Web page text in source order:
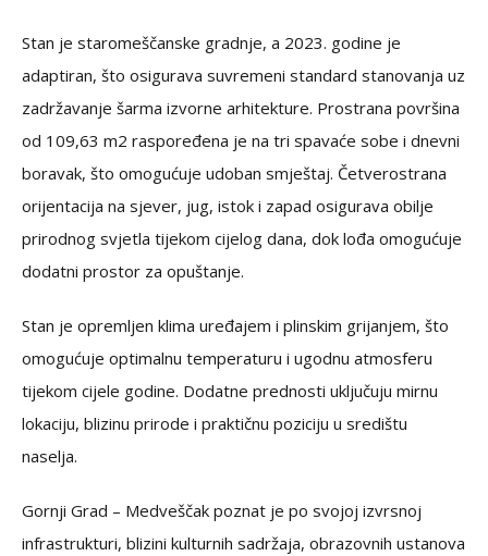
Stan je staromeščanske gradnje, a 2023. godine je
adaptiran, što osigurava suvremeni standard stanovanja uz
zadržavanje šarma izvorne arhitekture. Prostrana površina
od 109,63 m2 raspoređena je na tri spavaće sobe i dnevni
boravak, što omogućuje udoban smještaj. Četverostrana
orijentacija na sjever, jug, istok i zapad osigurava obilje
prirodnog svjetla tijekom cijelog dana, dok lođa omogućuje
dodatni prostor za opuštanje.
Stan je opremljen klima uređajem i plinskim grijanjem, što
omogućuje optimalnu temperaturu i ugodnu atmosferu
tijekom cijele godine. Dodatne prednosti uključuju mirnu
lokaciju, blizinu prirode i praktičnu poziciju u središtu
naselja.
Gornji Grad – Medveščak poznat je po svojoj izvrsnoj
infrastrukturi, blizini kulturnih sadržaja, obrazovnih ustanova